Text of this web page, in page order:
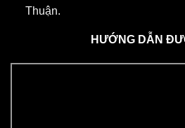
Thuận.
HƯỚNG DẪN